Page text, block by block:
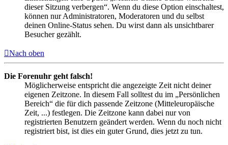
dieser Sitzung verbergen“. Wenn du diese Option einschaltest,
können nur Administratoren, Moderatoren und du selbst
deinen Online-Status sehen. Du wirst dann als unsichtbarer
Besucher gezählt.
Nach oben
Die Forenuhr geht falsch!
Möglicherweise entspricht die angezeigte Zeit nicht deiner
eigenen Zeitzone. In diesem Fall solltest du im „Persönlichen
Bereich“ die für dich passende Zeitzone (Mitteleuropäische
Zeit, ...) festlegen. Die Zeitzone kann dabei nur von
registrierten Benutzern geändert werden. Wenn du noch nicht
registriert bist, ist dies ein guter Grund, dies jetzt zu tun.